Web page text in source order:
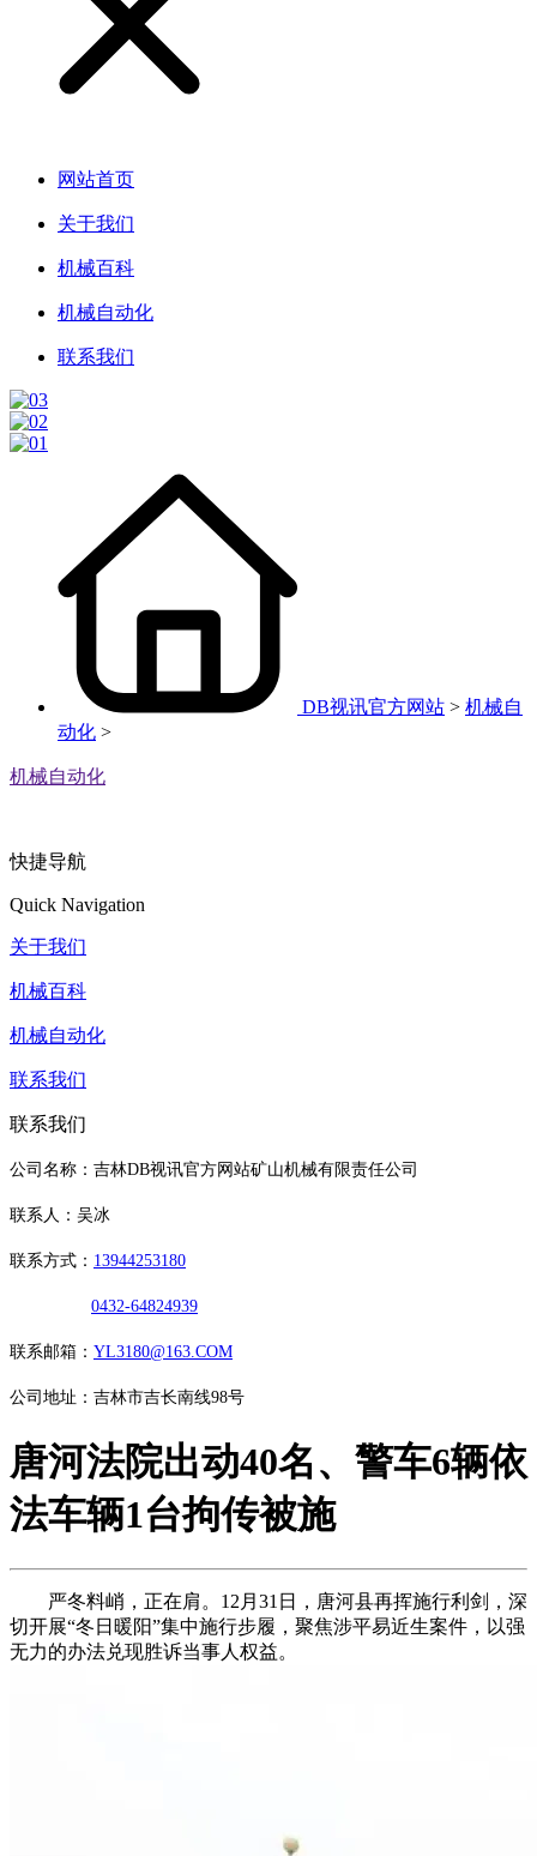
网站首页
关于我们
机械百科
机械自动化
联系我们
DB视讯官方网站 > 机械自
动化 >
机械自动化
快捷导航
Quick Navigation
关于我们
机械百科
机械自动化
联系我们
联系我们
公司名称：吉林DB视讯官方网站矿山机械有限责任公司
联系人：吴冰
联系方式： 13944253180
0432-64824939
联系邮箱： YL3180@163.COM
公司地址：吉林市吉长南线98号
唐河法院出动40名、警车6辆依
法车辆1台拘传被施
严冬料峭，正在肩。12月31日，唐河县再挥施行利剑，深
切开展“冬日暖阳”集中施行步履，聚焦涉平易近生案件，以强
无力的办法兑现胜诉当事人权益。